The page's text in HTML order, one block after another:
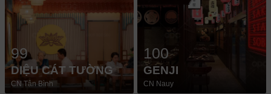
99
DIỆU CÁT TƯỜNG
CN Tân Bình
100
GENJI
CN Nauy